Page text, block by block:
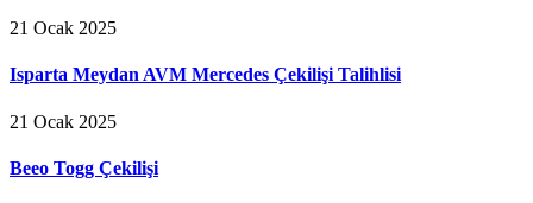
21 Ocak 2025
Isparta Meydan AVM Mercedes Çekilişi Talihlisi
21 Ocak 2025
Beeo Togg Çekilişi